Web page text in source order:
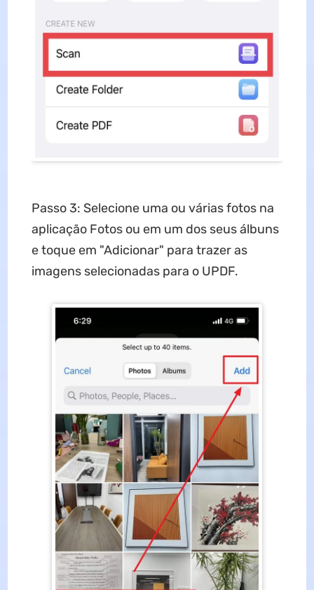
Passo 3: Selecione uma ou várias fotos na
aplicação Fotos ou em um dos seus álbuns
e toque em "Adicionar" para trazer as
imagens selecionadas para o UPDF.